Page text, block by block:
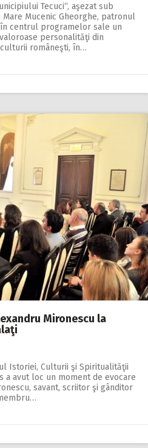
Te­cuci“, aşezat sub
Mucenic Gheorghe, patronul
centrul programelor sale un
personalităţi din
româneşti, în…
Mironescu la
Istoriei, Culturii şi Spiritualităţii
a avut loc un moment de evocare
savant, scriitor şi gânditor